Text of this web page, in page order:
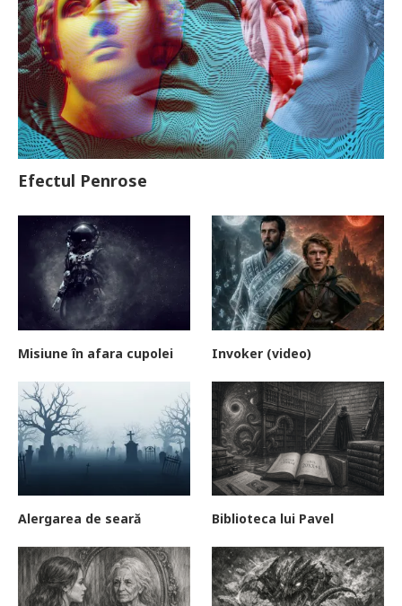
Efectul Penrose
Misiune în afara cupolei Invoker (video)
Alergarea de seară Biblioteca lui Pavel